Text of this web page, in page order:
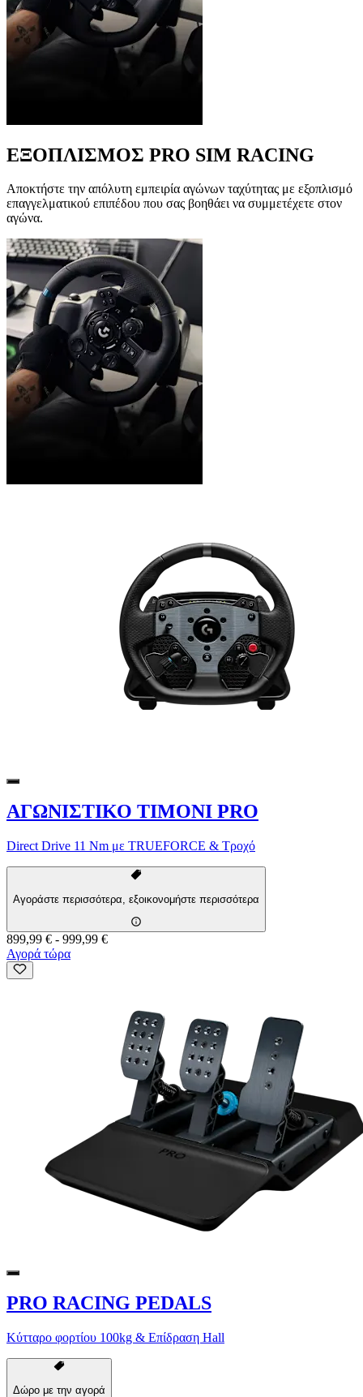
ΕΞΟΠΛΙΣΜΟΣ PRO SIM RACING
Αποκτήστε την απόλυτη εμπειρία αγώνων ταχύτητας με εξοπλισμό
επαγγελματικού επιπέδου που σας βοηθάει να συμμετέχετε στον
αγώνα.
ΑΓΩΝΙΣΤΙΚΟ ΤΙΜΟΝΙ PRO
Direct Drive 11 Nm με TRUEFORCE & Τροχό
Αγοράστε περισσότερα, εξοικονομήστε περισσότερα
899,99 € - 999,99 €
Αγορά τώρα
PRO RACING PEDALS
Κύτταρο φορτίου 100kg & Επίδραση Hall
Δώρο με την αγορά